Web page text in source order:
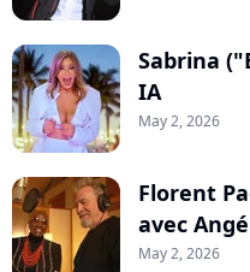
Sabrina
IA
May 2, 2026
Florent
avec
May 2, 2026